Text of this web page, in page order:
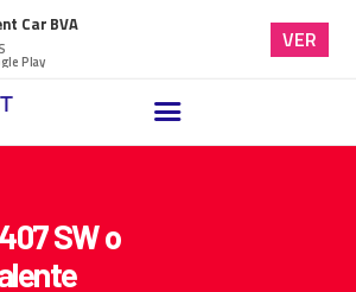
SW o
BLOG
FRECUENTES
Car BVA
Play
VER